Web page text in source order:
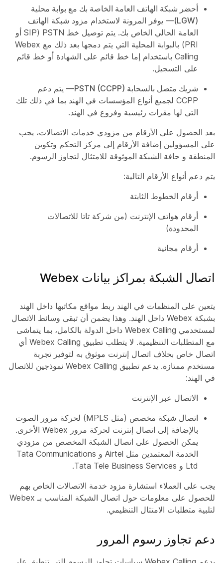
أحضر شبكة الهاتف العامة الخاصة بك مع بوابة محلية
(LGW)
— يوفر المرونة لاستخدام مزود شبكة الهاتف
العامة الحالي الخاص بك. يتم توصيل خط PSTN (SIP أو
PRI) بالبوابة المحلية التي يتم دمجها بعد ذلك مع Webex
Calling باستخدام إما خط قائم على الشهادة أو خط قائم
على التسجيل.
شريك متصل بالسحابة PSTN (CCPP)
— يتم دعم
CCPP لجميع أنواع المؤسسات في الهند بما في ذلك تلك
التي لها مقرات رئيسية وفروع في الهند.
بعد الحصول على الأرقام من مزودي خدمات الاتصالات، يجب
على المسؤولين إضافة الأرقام إلى مركز التحكم وتكوين
المنطقة و حافة الشبكة الموثوقة للامتثال لتجاوز الرسوم.
يتم دعم أنواع الأرقام التالية:
أرقام الخطوط الثابتة
أرقام هواتف الإنترنت (من شركة تاتا للاتصالات
المحدودة)
أرقام مجانية
اتصال الشبكة بمراكز بيانات Webex
يتعين على المنظمات في الهند ربط مواقع مكاتبها داخل الهند
بشبكة Webex داخل الهند. وهذا يضمن أن تبقى وسائط الاتصال
لمستخدمي Webex Calling داخل الدولة بالكامل، بما يتماشى
مع المتطلبات التنظيمية. لا يتطلب تطبيق Webex Calling أي
اتصال خاص بخلاف اتصال إنترنت موثوق به لتوفير تجربة
مستخدم ممتازة. يدعم تطبيق Webex Calling نموذجين للاتصال
في الهند:
الاتصال عبر الإنترنت
اتصال شبكة مخصص (مثل MPLS) لحركة مرور الصوت
بالإضافة إلى اتصال إنترنت لحركة مرور Webex الأخرى.
يمكن الحصول على اتصال الشبكة المخصص من مزودي
الخدمة المعتمدين مثل Airtel و Tata Communications
Ltd و Tata Tele Business Services.
يجب على العملاء استشارة مزود خدمة الاتصالات الخاص بهم
للحصول على معلومات حول اتصال الشبكة المناسب بـ Webex
لتلبية متطلبات الامتثال التنظيمي.
دعم تجاوز رسوم المرور